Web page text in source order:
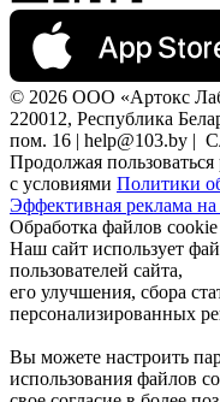
© 2026 ООО «Артокс
220012, Республика
пом. 16 | help@103.by |
Продолжая
с условиями Политики
Эффективная реклама на
Обработка файлов cookie
Наш сайт использует
пользователей сайта,
его улучшения, сбора
персонализированных
Вы можете настроить
использования файлов